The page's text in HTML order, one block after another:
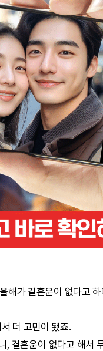
해가 결혼운이 없다고
더 고민이 됐죠.
, 결혼운이 없다고 해서